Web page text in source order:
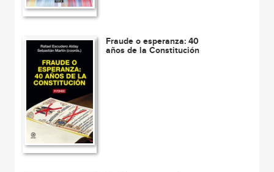
Fraude o esperanza: 40
años de la Constitución